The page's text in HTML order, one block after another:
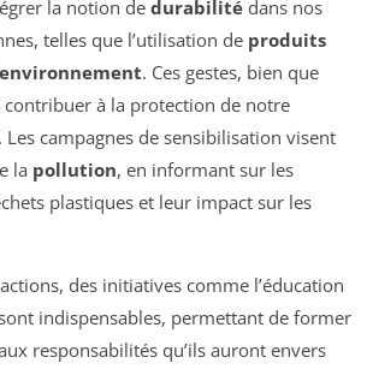
la notion de durabilité dans nos
telles que l’utilisation de produits
. Ces gestes, bien que
contribuer à la protection de notre
campagnes de sensibilisation visent
la pollution, en informant sur les
plastiques et leur impact sur les
des initiatives comme l’éducation
indispensables, permettant de former
responsabilités qu’ils auront envers